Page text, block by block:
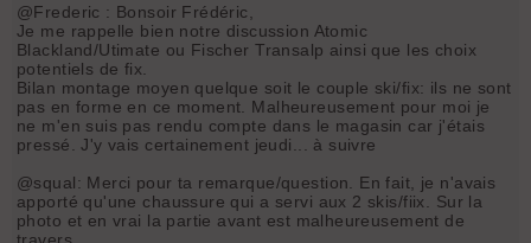
@Frederic : Bonsoir Frédéric,
Je me rappelle bien notre discussion Atomic
Blackland/Utimate ou Fischer Transalp ainsi que les choix
potentiels de fix.
Bilan montage moyen quelque soit le couple ski/fix: ils ne sont
pas en forme en ce moment. Malheureusement pour moi je
ne m'en suis pas rendu compte dans le magasin car j'étais
pressé. J'y vais certainement jeudi... à suivre
@squal: Merci pour ta remarque/question. En fait, je n'avais
apporté qu'une chaussure qui a servi aux 2 skis/fiix. Sur la
photo et en vrai la partie avant est malheureusement de
travers...